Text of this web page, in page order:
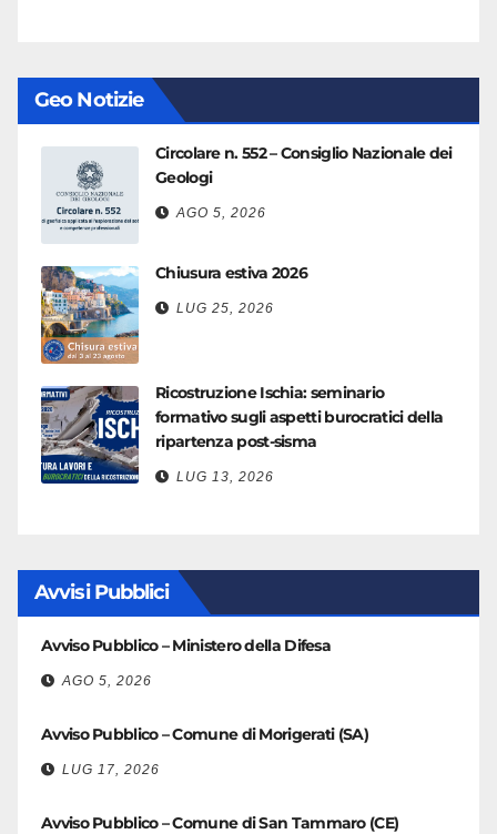
Geo Notizie
Circolare n. 552 – Consiglio Nazionale dei
Geologi
AGO 5, 2026
Chiusura estiva 2026
LUG 25, 2026
Ricostruzione Ischia: seminario
formativo sugli aspetti burocratici della
ripartenza post-sisma
LUG 13, 2026
Avvisi Pubblici
Avviso Pubblico – Ministero della Difesa
AGO 5, 2026
Avviso Pubblico – Comune di Morigerati (SA)
LUG 17, 2026
Avviso Pubblico – Comune di San Tammaro (CE)